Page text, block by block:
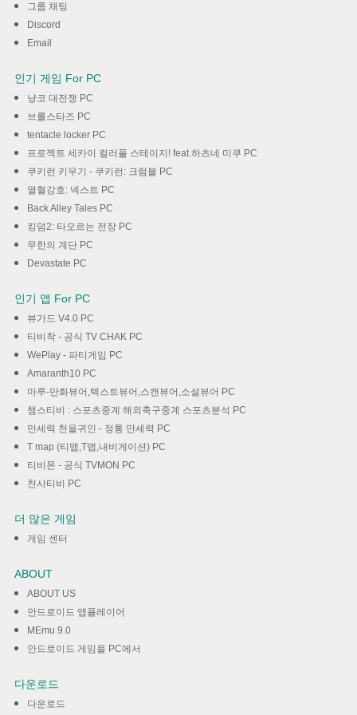
그룹 채팅
Discord
Email
인기 게임 For PC
냥코 대전쟁 PC
브롤스타즈 PC
tentacle locker PC
프로젝트 세카이 컬러풀 스테이지! feat.하츠네 미쿠 PC
쿠키런 키우기 - 쿠키런: 크럼블 PC
열혈강호: 넥스트 PC
Back Alley Tales PC
킹덤2: 타오르는 전장 PC
무한의 계단 PC
Devastate PC
인기 앱 For PC
뷰가드 V4.0 PC
티비착 - 공식 TV CHAK PC
WePlay - 파티게임 PC
Amaranth10 PC
마루-만화뷰어,텍스트뷰어,스캔뷰어,소설뷰어 PC
챔스티비 : 스포츠중계 해외축구중계 스포츠분석 PC
만세력 천을귀인 - 정통 만세력 PC
T map (티맵,T맵,내비게이션) PC
티비몬 - 공식 TVMON PC
천사티비 PC
더 많은 게임
게임 센터
ABOUT
ABOUT US
안드로이드 앱플레이어
MEmu 9.0
안드로이드 게임을 PC에서
다운로드
다운로드